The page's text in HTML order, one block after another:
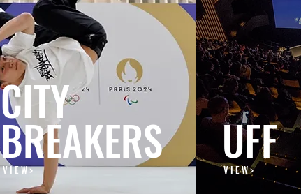
CITY
BREAKERS
V I E W >
UFF
V I E W >